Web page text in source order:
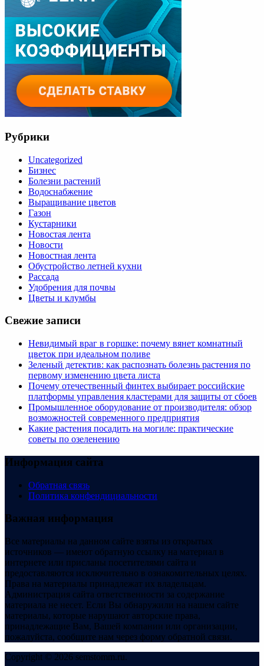
Рубрики
Uncategorized
Бизнес
Болезни растений
Водоснабжение
Выращивание цветов
Газон
Кустарники
Новостая лента
Новости
Новостная лента
Обустройство летней кухни
Рассада
Удобрения для почвы
Цветы и клумбы
Свежие записи
Невидимый враг в горшке: почему вянет комнатный
цветок при идеальном поливе
Зеленый детектив: как распознать болезнь растения по
первому изменению цвета листа
Почему отечественный финтех выбирает российские
платформы управления кластерами для защиты от сбоев
Промышленное оборудование от производителя: обзор
возможностей современного предприятия
Какие растения посадить на могиле: практические
советы по озеленению
Информация сайта
Обратная связь
Политика конфендициальности
Важная информация
Все материалы на данном сайте взяты из открытых
источников — имеют обратную ссылку на материал в
интернете или присланы посетителями сайта и
предоставляются исключительно в ознакомительных целях.
Права на материалы принадлежат их владельцам.
Администрация сайта ответственности за содержание
материала не несет. Если Вы обнаружили на нашем сайте
материалы, которые нарушают авторские права,
принадлежащие Вам, Вашей компании или организации,
пожалуйста, сообщите нам через форму обратной связи.
Copyright © 2026 semstomm.ru.